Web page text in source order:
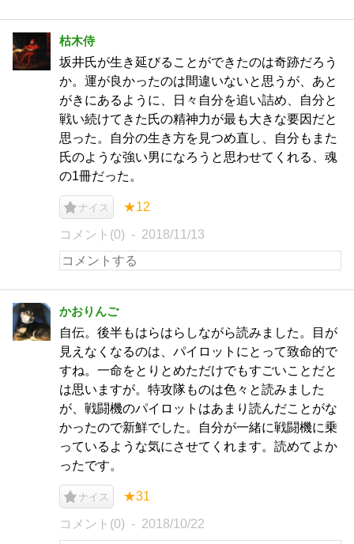
枯木侍
坂井氏が生き延びることができたのは奇跡だろう
か。運が良かったのは間違いないと思うが、あと
がきにあるように、日々自分を追い詰め、自分と
戦い続けてきた氏の精神力が最も大きな要因だと
思った。自分の生き方を見つめ直し、自分もまた
氏のような強い男になろうと思わせてくれる、魂
の1冊だった。
ナイス ★12
コメント(0) 2018/11/13
かおりんご
自伝。後半もはらはらしながら読みました。目が
見えなくなるのは、パイロットにとって致命的で
すね。一命をとりとめただけでもすごいことだと
は思いますが。特攻隊ものは色々と読みました
が、戦闘機のパイロットはあまり読んだことがな
かったので新鮮でした。自分が一緒に戦闘機に乗
っているような気にさせてくれます。読めてよか
ったです。
ナイス ★31
コメント(0) 2018/10/22